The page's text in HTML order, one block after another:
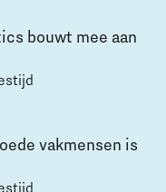
bouwt mee aan
vakmensen is